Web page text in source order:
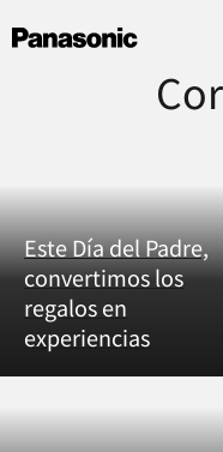
Este Día del Padre,
convertimos los
regalos en
experiencias